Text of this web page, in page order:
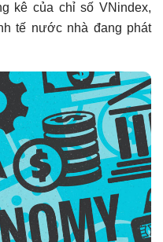
kê của chỉ số VNindex,
tế nước nhà đang phát